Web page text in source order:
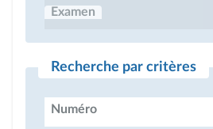
Examen
Recherche par critères
Numéro